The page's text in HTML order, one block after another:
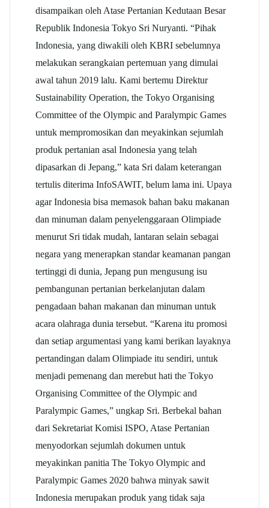
disampaikan oleh Atase Pertanian Kedutaan Besar
Republik Indonesia Tokyo Sri Nuryanti. “Pihak
Indonesia, yang diwakili oleh KBRI sebelumnya
melakukan serangkaian pertemuan yang dimulai
awal tahun 2019 lalu. Kami bertemu Direktur
Sustainability Operation, the Tokyo Organising
Committee of the Olympic and Paralympic Games
untuk mempromosikan dan meyakinkan sejumlah
produk pertanian asal Indonesia yang telah
dipasarkan di Jepang,” kata Sri dalam keterangan
tertulis diterima InfoSAWIT, belum lama ini. Upaya
agar Indonesia bisa memasok bahan baku makanan
dan minuman dalam penyelenggaraan Olimpiade
menurut Sri tidak mudah, lantaran selain sebagai
negara yang menerapkan standar keamanan pangan
tertinggi di dunia, Jepang pun mengusung isu
pembangunan pertanian berkelanjutan dalam
pengadaan bahan makanan dan minuman untuk
acara olahraga dunia tersebut. “Karena itu promosi
dan setiap argumentasi yang kami berikan layaknya
pertandingan dalam Olimpiade itu sendiri, untuk
menjadi pemenang dan merebut hati the Tokyo
Organising Committee of the Olympic and
Paralympic Games,” ungkap Sri. Berbekal bahan
dari Sekretariat Komisi ISPO, Atase Pertanian
menyodorkan sejumlah dokumen untuk
meyakinkan panitia The Tokyo Olympic and
Paralympic Games 2020 bahwa minyak sawit
Indonesia merupakan produk yang tidak saja